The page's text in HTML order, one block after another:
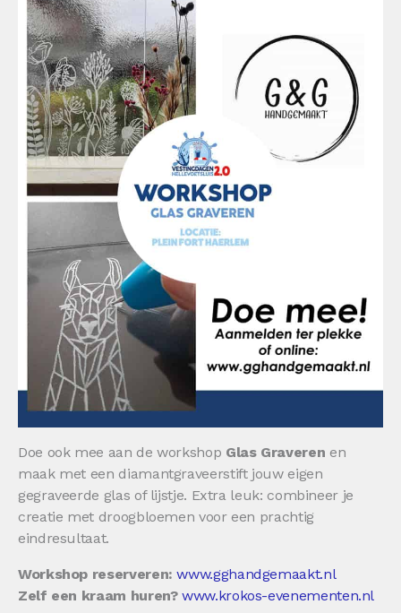
Doe ook mee aan de workshop Glas Graveren en
maak met een diamantgraveerstift jouw eigen
gegraveerde glas of lijstje. Extra leuk: combineer je
creatie met droogbloemen voor een prachtig
eindresultaat.
Workshop reserveren: www.gghandgemaakt.nl
Zelf een kraam huren? www.krokos-evenementen.nl